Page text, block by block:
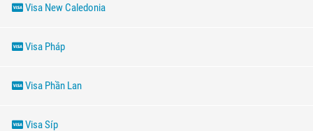
Visa New Caledonia
Visa Pháp
Visa Phần Lan
Visa Síp